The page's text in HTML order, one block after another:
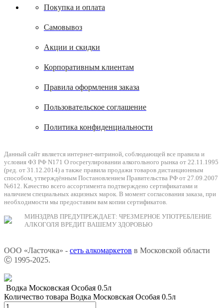
Покупка и оплата
Самовывоз
Акции и скидки
Корпоративным клиентам
Правила оформления заказа
Пользовательское соглашение
Политика конфиденциальности
Данный сайт является интернет-витриной, соблюдающей все правила и
условия ФЗ РФ N171 О госрегулировании алкогольного рынка от 22.11.1995
(ред. от 31.12.2014) а также правила продажи товаров дистанционным
способом, утверждённым Постановлением Правительства РФ от 27.09.2007
№612. Качество всего ассортимента подтверждено сертификатами и
наличием специальных акцизных марок. В момент согласования заказа, при
необходимости мы предоставим вам копии сертификатов.
МИНЗДРАВ ПРЕДУПРЕЖДАЕТ: ЧРЕЗМЕРНОЕ УПОТРЕБЛЕНИЕ
АЛКОГОЛЯ ВРЕДИТ ВАШЕМУ ЗДОРОВЬЮ
ООО «Ласточка» - сеть алкомаркетов в Московской области
Ⓒ 1995-2025.
Водка Московская Особая 0.5л
Количество товара Водка Московская Особая 0.5л